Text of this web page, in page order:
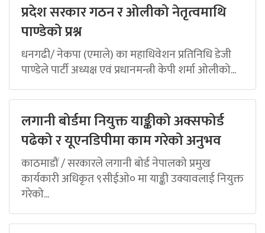
प्रदेश सरकार गठन र ओलीको नेतृत्वमाथि
पाण्डेको प्रश्न
धनगढी/ नेकपा (एमाले) का महाधिवेशन प्रतिनिधि डेजी
पाण्डेले पार्टी अध्यक्ष एवं प्रधानमन्त्री केपी शर्मा ओलीको...
लगानी बोर्डमा नियुक्त याङ्कीको अक्सफोर्ड
पढेको र यूएनडिपीमा काम गरेको अनुभव
काठमाडौं / सरकारले लगानी बोर्ड नेपालको प्रमुख
कार्यकारी अधिकृत ९सीईओ० मा याङ्की उक्यावलाई नियुक्त
गरेको...